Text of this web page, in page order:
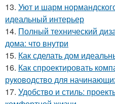
13. Уют и шарм
идеальный интерьер
14. Полный технический
дома: что внутри
15. Как сделать дом
16. Как спроектировать
руководство для
17. Удобство и стиль: